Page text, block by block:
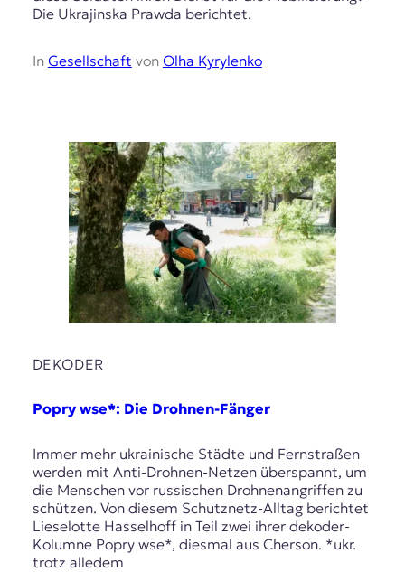
Die Ukrajinska Prawda berichtet.
In Gesellschaft von Olha Kyrylenko
DEKODER
Popry wse*: Die Drohnen-Fänger
Immer mehr ukrainische Städte und Fernstraßen
werden mit Anti-Drohnen-Netzen überspannt, um
die Menschen vor russischen Drohnenangriffen zu
schützen. Von diesem Schutznetz-Alltag berichtet
Lieselotte Hasselhoff in Teil zwei ihrer dekoder-
Kolumne Popry wse*, diesmal aus Cherson. *ukr.
trotz alledem